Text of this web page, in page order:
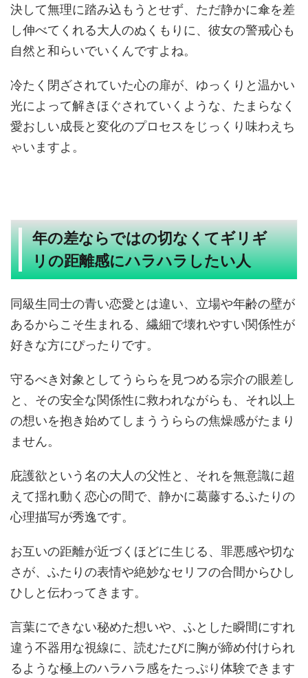
決して無理に踏み込もうとせず、ただ静かに傘を差
し伸べてくれる大人のぬくもりに、彼女の警戒心も
自然と和らいでいくんですよね。
冷たく閉ざされていた心の扉が、ゆっくりと温かい
光によって解きほぐされていくような、たまらなく
愛おしい成長と変化のプロセスをじっくり味わえち
ゃいますよ。
年の差ならではの切なくてギリギ
リの距離感にハラハラしたい人
同級生同士の青い恋愛とは違い、立場や年齢の壁が
あるからこそ生まれる、繊細で壊れやすい関係性が
好きな方にぴったりです。
守るべき対象としてうららを見つめる宗介の眼差し
と、その安全な関係性に救われながらも、それ以上
の想いを抱き始めてしまううららの焦燥感がたまり
ません。
庇護欲という名の大人の父性と、それを無意識に超
えて揺れ動く恋心の間で、静かに葛藤するふたりの
心理描写が秀逸です。
お互いの距離が近づくほどに生じる、罪悪感や切な
さが、ふたりの表情や絶妙なセリフの合間からひし
ひしと伝わってきます。
言葉にできない秘めた想いや、ふとした瞬間にすれ
違う不器用な視線に、読むたびに胸が締め付けられ
るような極上のハラハラ感をたっぷり体験できます